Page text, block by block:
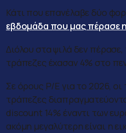
Κάτι που επανέλαβε δύο
εβδομάδα που μας πέρασε
Διόλου στα ψιλά δεν
τράπεζες έχασαν 4% στο
Σε όρους P/E για το 2026, οι
τράπεζες
discount 14% έναντι των
ακόμη μεγαλύτερη είναι η